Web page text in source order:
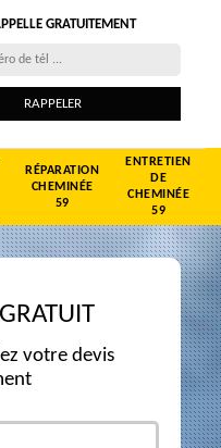
GRATUITEMENT
RÉPARATION
CHEMINÉE
59
ENTRETIEN
DE
CHEMINÉE
59
votre devis